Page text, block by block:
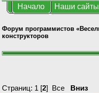
Начало Наши сайты
Форум программистов
конструкторов
Страниц: 1 [2] Все
Вниз